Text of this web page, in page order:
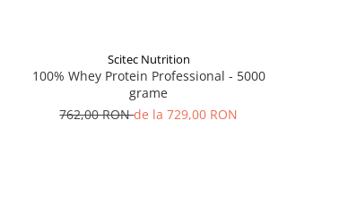
Scitec Nutrition
100% Whey Protein Professional - 5000
grame
762,00 RONde la 729,00 RON